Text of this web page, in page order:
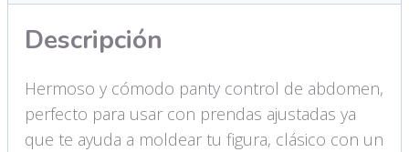
Descripción
Hermoso y cómodo panty control de abdomen,
perfecto para usar con prendas ajustadas ya
que te ayuda a moldear tu figura, clásico con un